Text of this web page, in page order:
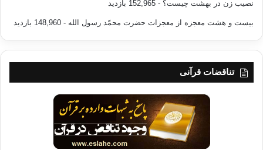
كتابك كفى بنفسك اليوم عليك حسيباً} (الإسراء: 13-14)، {قل كل يعمل على شاكلته
الغي} [ البقرة: 256]، {وقل الحق من ربكم فمن شاء فليؤمن ومن شاء فلكفر…}
نصیب زن در بهشت چیست؟ - 152,965 بازدید
بیست و هشت معجزه از معجزات حضرت محمّد رسول الله - 148,960 بازدید
تناقضات قرآنی